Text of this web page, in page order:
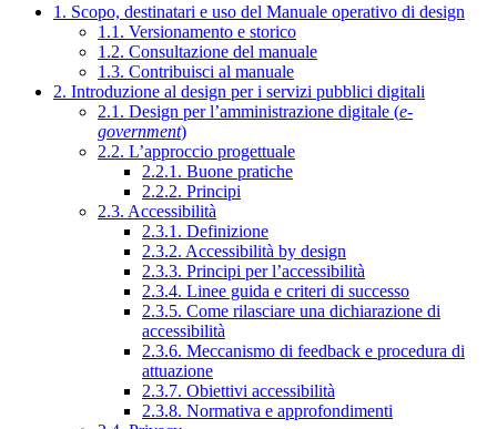
1. Scopo, destinatari e uso del Manuale operativo di design
1.1. Versionamento e storico
1.2. Consultazione del manuale
1.3. Contribuisci al manuale
2. Introduzione al design per i servizi pubblici digitali
2.1. Design per l’amministrazione digitale (e-
government)
2.2. L’approccio progettuale
2.2.1. Buone pratiche
2.2.2. Principi
2.3. Accessibilità
2.3.1. Definizione
2.3.2. Accessibilità by design
2.3.3. Principi per l’accessibilità
2.3.4. Linee guida e criteri di successo
2.3.5. Come rilasciare una dichiarazione di
accessibilità
2.3.6. Meccanismo di feedback e procedura di
attuazione
2.3.7. Obiettivi accessibilità
2.3.8. Normativa e approfondimenti